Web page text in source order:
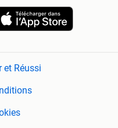
et Réussi